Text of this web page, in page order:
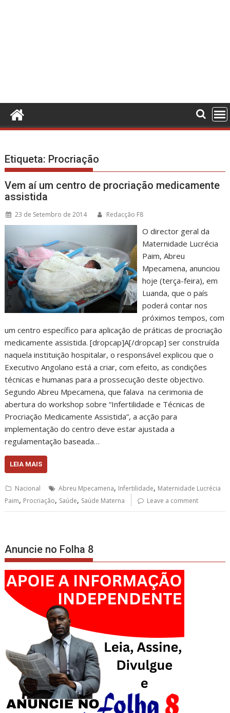
Etiqueta: Procriação
Vem aí um centro de procriação medicamente
assistida
23 de Setembro de 2014 Redacção F8
O director geral da
Maternidade Lucrécia
Paim, Abreu
Mpecamena, anunciou
hoje (terça-feira), em
Luanda, que o país
poderá contar nos
próximos tempos, com
um centro específico para aplicação de práticas de procriação
medicamente assistida. [dropcap]A[/dropcap] ser construída
naquela instituição hospitalar, o responsável explicou que o
Executivo Angolano está a criar, com efeito, as condições
técnicas e humanas para a prossecução deste objectivo.
Segundo Abreu Mpecamena, que falava na cerimonia de
abertura do workshop sobre “Infertilidade e Técnicas de
Procriação Medicamente Assistida”, a acção para
implementação do centro deve estar ajustada a
regulamentação baseada…
LEIA MAIS
Nacional Abreu Mpecamena, Infertilidade, Maternidade Lucrécia
Paim, Procriação, Saúde, Saúde Materna Leave a comment
Anuncie no Folha 8